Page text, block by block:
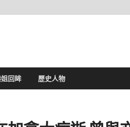
回眸 歷史人物